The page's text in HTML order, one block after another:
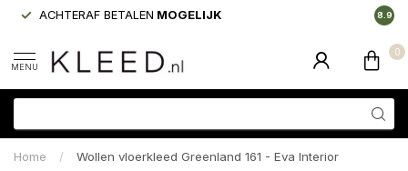
ACHTERAF BETALEN MOGELIJK 8.9
MENU
0
Home / Wollen vloerkleed Greenland 161 - Eva Interior